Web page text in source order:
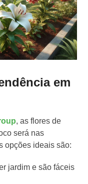
em
, as flores de
será nas
opções ideais são:
jardim e são fáceis